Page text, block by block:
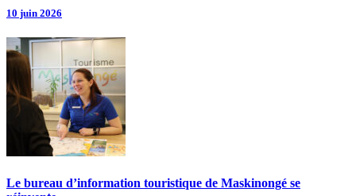
10 juin 2026
Le bureau d’information touristique de Maskinongé se